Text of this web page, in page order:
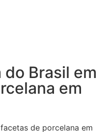
Brasil em
em
de porcelana em